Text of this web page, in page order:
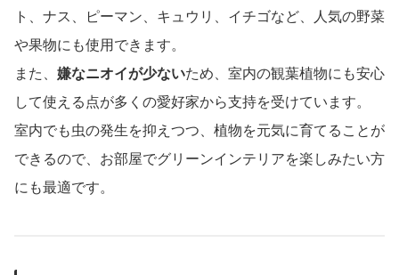
ト、ナス、ピーマン、キュウリ、イチゴなど、人気の野菜
や果物にも使用できます。
また、 嫌なニオイが少ないため、室内の観葉植物にも安心
して使える点が多くの愛好家から支持を受けています。
室内でも虫の発生を抑えつつ、植物を元気に育てることが
できるので、お部屋でグリーンインテリアを楽しみたい方
にも最適です。